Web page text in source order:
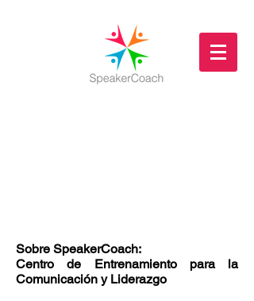
Sobre SpeakerCoach:
Centro de Entrenamiento para la
Comunicación y Liderazgo